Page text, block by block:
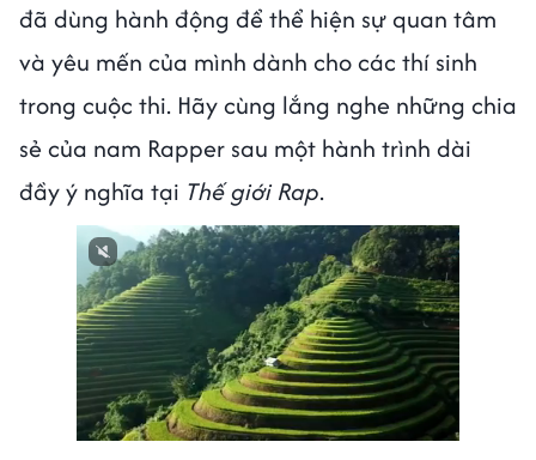
đã dùng hành động để thể hiện sự quan tâm
và yêu mến của mình dành cho các thí sinh
trong cuộc thi. Hãy cùng lắng nghe những chia
sẻ của nam Rapper sau một hành trình dài
đầy ý nghĩa tại Thế giới Rap.